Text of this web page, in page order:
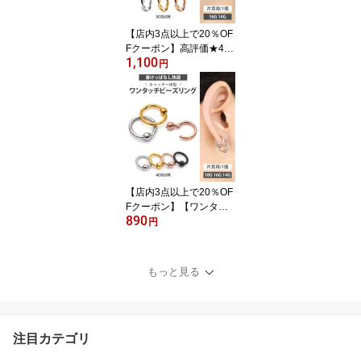
【店内3点以上で20％OF
Fクーポン】高評価★4.5
6【つけっぱなしピア
ス】 ボディピアス 16G 1
4G ワンタッチピアス ウ
エーブフープリング ボデ
ィーピアス 軟骨ピアス
トラガス ヘリックス
1,100円
【店内3点以上で20％OF
Fクーポン】【ワンタッ
チで装着】 ボディピアス
ンプル 【30日間お試し
期間あり/返品交換保証】
890円
もっと見る
注目カテゴリ